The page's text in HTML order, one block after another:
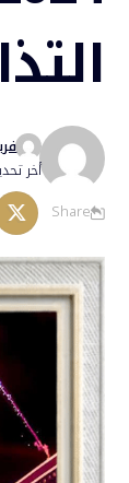
أخر تحديث 11 أبريل،
Share